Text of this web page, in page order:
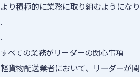
より積極的に業務に取り組むようになり
.
.
すべての業務がリーダーの関心事項
軽貨物配送業者において、リーダーが